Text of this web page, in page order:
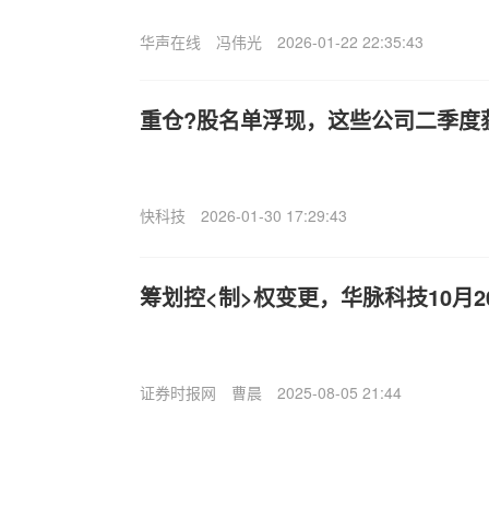
华声在线 冯伟光 2026-01-22 22:35:43
重仓?股名单浮现，这些公司二季度
快科技 2026-01-30 17:29:43
筹划控<制>权变更，华脉科技10月
证券时报网 曹晨 2025-08-05 21:44